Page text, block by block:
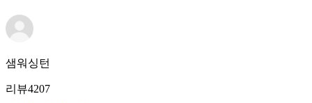
샘워싱턴
리뷰4207